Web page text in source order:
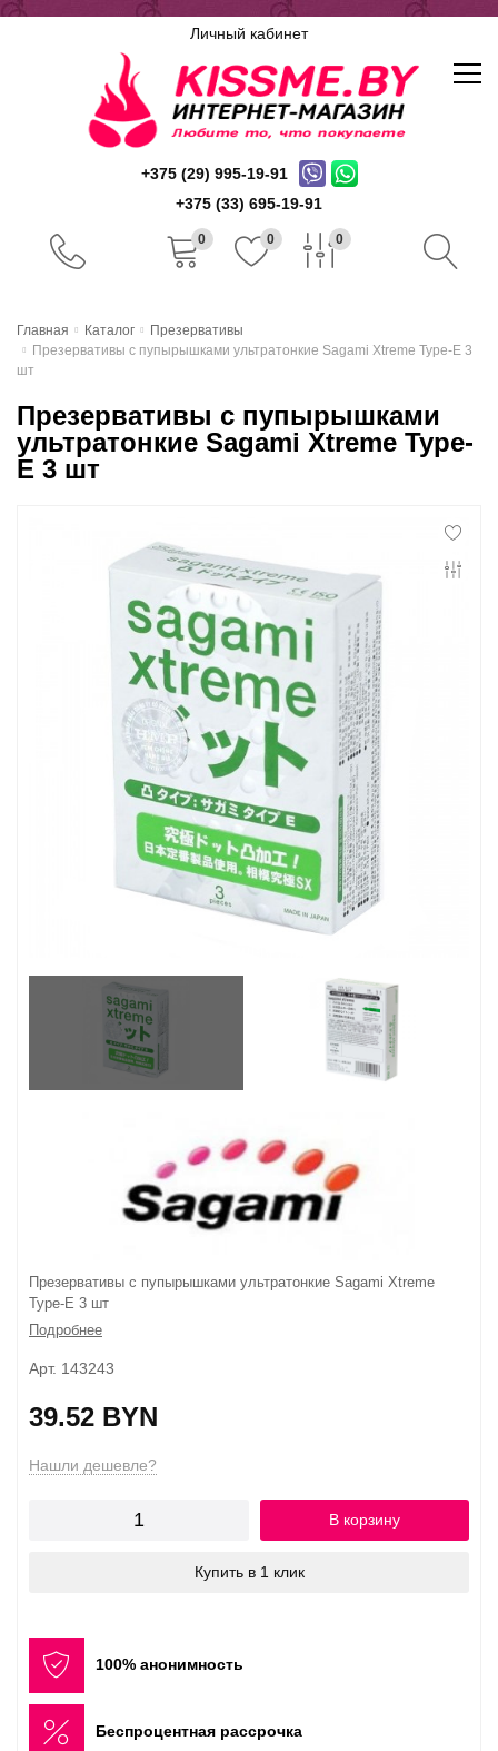
Личный кабинет
+375 (29) 995-19-91
+375 (33) 695-19-91
0 0 0
Доставка и оплата
Скидочная система
Конфиденциальность
Гарантии и возврат
Беспроцентная рассрочка
Главная Каталог
Презервативы
Презервативы с пупырышками ультратонкие Sagami Xtreme Type-E 3
шт
Презервативы с пупырышками
ультратонкие Sagami Xtreme Type-
E 3 шт
Презервативы с пупырышками ультратонкие Sagami Xtreme
Type-E 3 шт
Подробнее
Арт. 143243
39.52 BYN
Нашли дешевле?
В корзину
Купить в 1 клик
100% анонимность
Беспроцентная рассрочка